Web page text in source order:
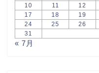
10
11 12
17
18 19
24
25 26
31
« 7月